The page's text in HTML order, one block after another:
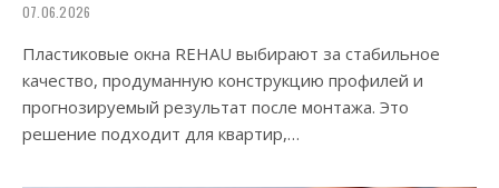
07.06.2026
Пластиковые окна REHAU выбирают за стабильное
качество, продуманную конструкцию профилей и
прогнозируемый результат после монтажа. Это
решение подходит для квартир,…